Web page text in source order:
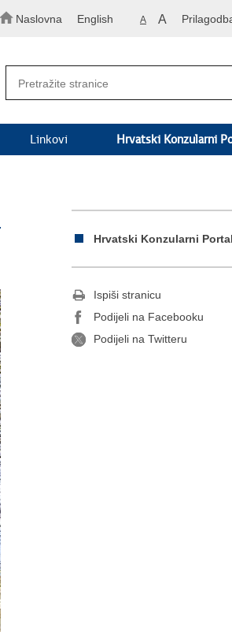
Naslovna English A A
Linkovi Hrvatski Konzularni
Hrvatski Konzularni Portal
Ispiši stranicu
Podijeli na Facebooku
Podijeli na Twitteru